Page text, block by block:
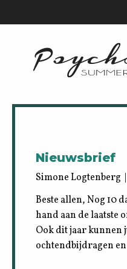
Nieuwsbrief
Simone Logtenberg
Beste allen, Nog 10
hand aan de laatste
Ook dit jaar kunnen
ochtendbijdragen